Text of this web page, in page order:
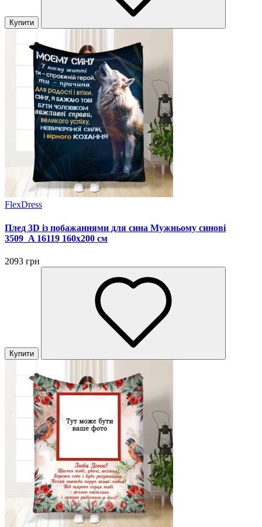
Купити
FlexDress
Плед 3D із побажаннями для сина Мужньому синові
3509_A 16119 160х200 см
2093 грн
Купити